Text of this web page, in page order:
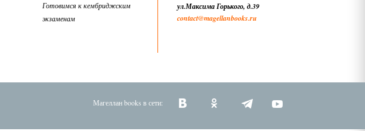
Готовимся к кембриджским
экзаменам
ул.Максима Горького, д.39
contact@magellanbooks.ru
Магеллан books в сети: